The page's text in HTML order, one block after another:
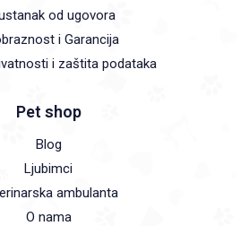
od ugovora
i Garancija
i zaštita podataka
Pet shop
Blog
Ljubimci
ambulanta
O nama